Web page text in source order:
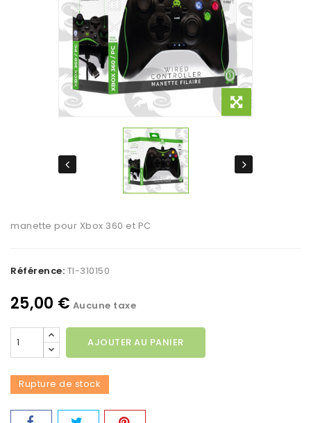
manette pour Xbox 360 et PC
Référence: TI-310150
25,00 € Aucune taxe
AJOUTER AU PANIER
Rupture de stock